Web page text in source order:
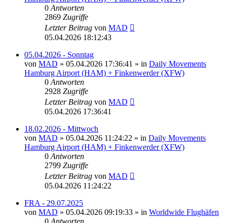
0 Antworten
2869 Zugriffe
Letzter Beitrag von MAD
05.04.2026 18:12:43
05.04.2026 - Sonntag
von MAD » 05.04.2026 17:36:41 » in Daily Movements
Hamburg Airport (HAM) + Finkenwerder (XFW)
0 Antworten
2928 Zugriffe
Letzter Beitrag von MAD
05.04.2026 17:36:41
18.02.2026 - Mittwoch
von MAD » 05.04.2026 11:24:22 » in Daily Movements
Hamburg Airport (HAM) + Finkenwerder (XFW)
0 Antworten
2799 Zugriffe
Letzter Beitrag von MAD
05.04.2026 11:24:22
FRA - 29.07.2025
von MAD » 05.04.2026 09:19:33 » in Worldwide Flughäfen
0 Antworten